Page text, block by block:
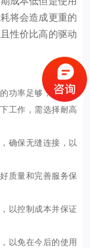
将会造成更重的
性价比高的驱动
功率足够，同时能
工作，需选择耐高
确保无缝连接，以
质量和完善服务保
以控制成本并保证
以免在今后的使用